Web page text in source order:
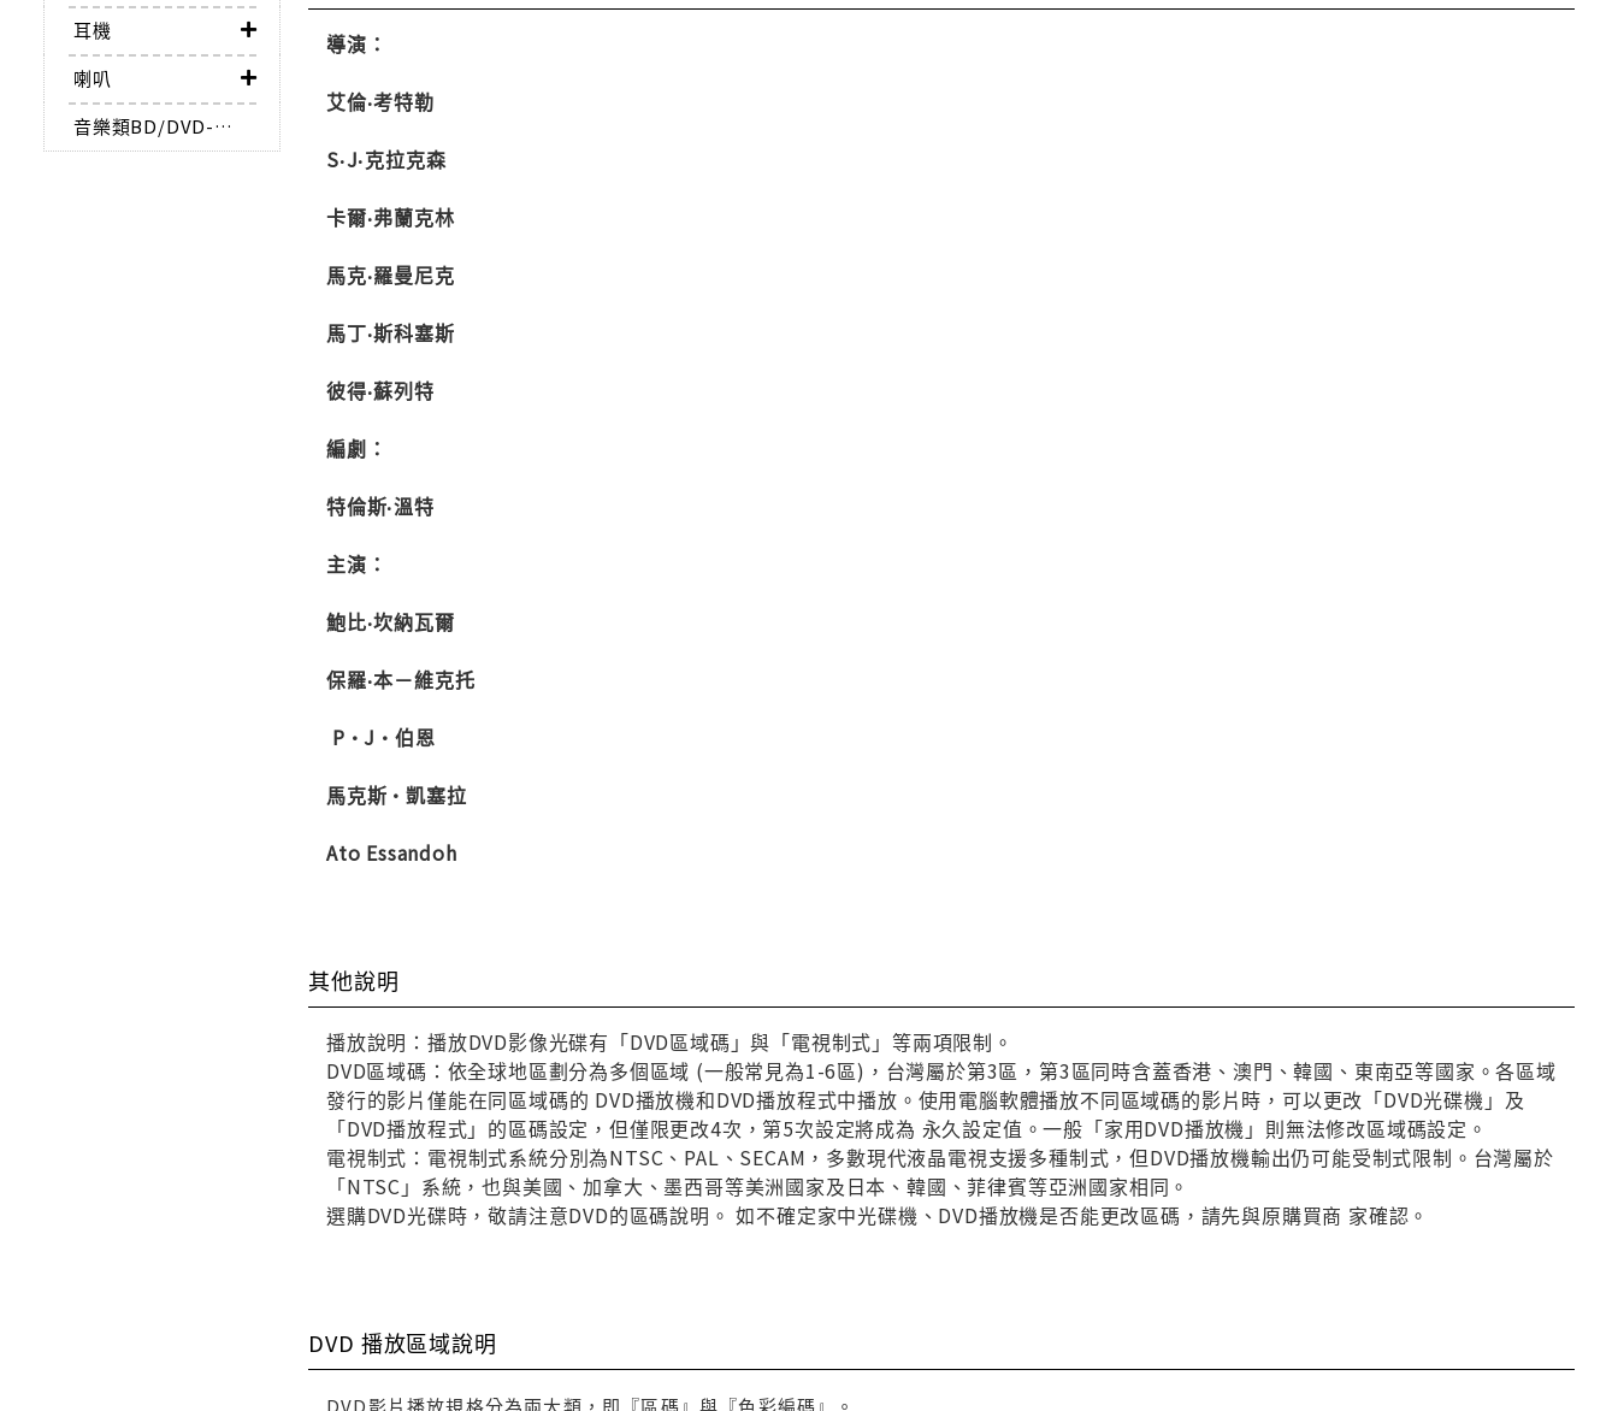
耳機
喇叭
音樂類BD/DVD-AUDIO
導演：
艾倫‧考特勒
S‧J‧克拉克森
卡爾‧弗蘭克林
馬克‧羅曼尼克
馬丁‧斯科塞斯
彼得‧蘇列特
編劇：
特倫斯‧溫特
主演：
鮑比‧坎納瓦爾
保羅‧本－維克托
P·J·伯恩
馬克斯·凱塞拉
Ato Essandoh
其他說明
播放說明：播放DVD影像光碟有「DVD區域碼」與「電視制式」等兩項限制。
DVD區域碼：依全球地區劃分為多個區域 (一般常見為1-6區)，台灣屬於第3區，第3區同時含蓋香港、澳門、韓國、東南亞等國家。各區域
發行的影片僅能在同區域碼的 DVD播放機和DVD播放程式中播放。使用電腦軟體播放不同區域碼的影片時，可以更改「DVD光碟機」及
「DVD播放程式」的區碼設定，但僅限更改4次，第5次設定將成為 永久設定值。一般「家用DVD播放機」則無法修改區域碼設定。
電視制式：電視制式系統分別為NTSC、PAL、SECAM，多數現代液晶電視支援多種制式，但DVD播放機輸出仍可能受制式限制。台灣屬於
「NTSC」系統，也與美國、加拿大、墨西哥等美洲國家及日本、韓國、菲律賓等亞洲國家相同。
選購DVD光碟時，敬請注意DVD的區碼說明。 如不確定家中光碟機、DVD播放機是否能更改區碼，請先與原購買商 家確認。
DVD 播放區域說明
DVD影片播放規格分為兩大類，即『區碼』與『色彩編碼』。